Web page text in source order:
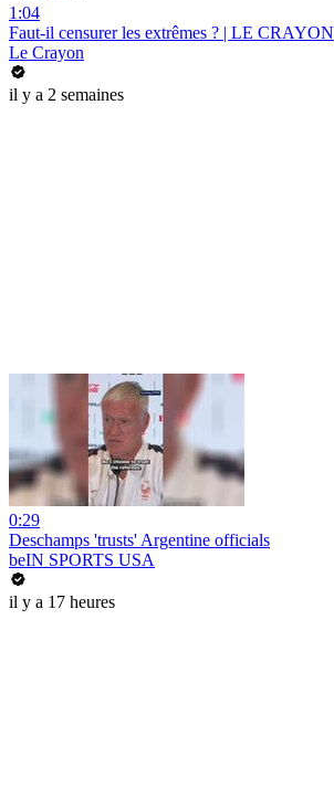
1:04
Faut-il censurer les extrêmes ? | LE CRAYON
Le Crayon
il y a 2 semaines
0:29
Deschamps 'trusts' Argentine officials
beIN SPORTS USA
il y a 17 heures